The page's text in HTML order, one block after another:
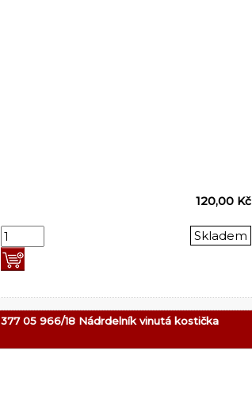
120,00 Kč
Skladem
377 05 966/18 Nádrdelník vinutá kostička